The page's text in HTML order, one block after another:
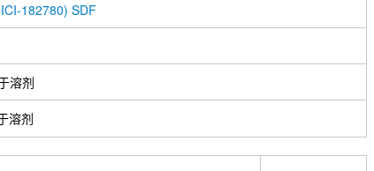
182780) SDF
溶剂
溶剂